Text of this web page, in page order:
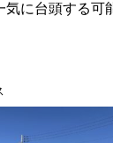
に台頭する可